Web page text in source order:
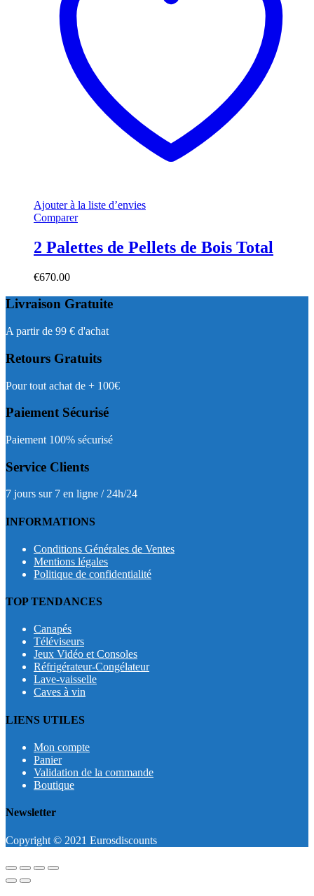
Ajouter à la liste d’envies
Comparer
2 Palettes de Pellets de Bois Total
€670.00
Livraison Gratuite
A partir de 99 € d'achat
Retours Gratuits
Pour tout achat de + 100€
Paiement Sécurisé
Paiement 100% sécurisé
Service Clients
7 jours sur 7 en ligne / 24h/24
INFORMATIONS
Conditions Générales de Ventes
Mentions légales
Politique de confidentialité
TOP TENDANCES
Canapés
Téléviseurs
Jeux Vidéo et Consoles
Réfrigérateur-Congélateur
Lave-vaisselle
Caves à vin
LIENS UTILES
Mon compte
Panier
Validation de la commande
Boutique
Newsletter
Copyright © 2021 Eurosdiscounts